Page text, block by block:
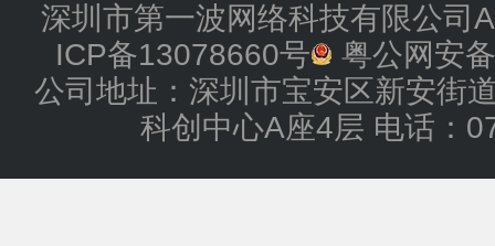
深圳市第一波网络科技有限公司
ICP备13078660号
粤公网安
公司地址：深圳市宝安区新安街
科创中心A座4层 电话：